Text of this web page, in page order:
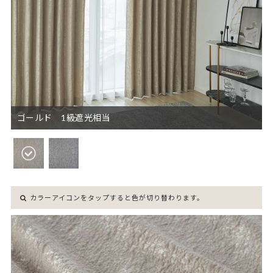
ゴールド 1級遮光相当
カラーアイコンをタップすると色が切り替わります。